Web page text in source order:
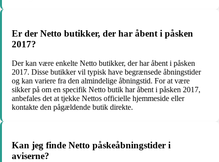
Er der Netto butikker, der har åbent i påsken
2017?
Der kan være enkelte Netto butikker, der har åbent i påsken
2017. Disse butikker vil typisk have begrænsede åbningstider
og kan variere fra den almindelige åbningstid. For at være
sikker på om en specifik Netto butik har åbent i påsken 2017,
anbefales det at tjekke Nettos officielle hjemmeside eller
kontakte den pågældende butik direkte.
Kan jeg finde Netto påskeåbningstider i
aviserne?